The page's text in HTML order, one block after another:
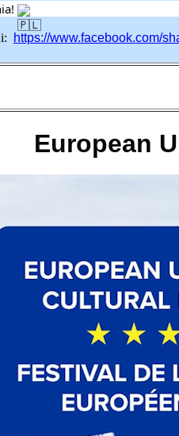
https://www.facebook.com/
European